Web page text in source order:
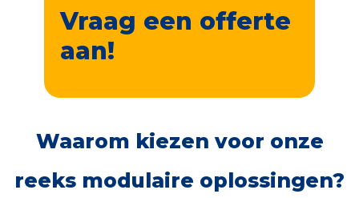
Vraag een offerte
aan!
Waarom kiezen voor onze
reeks modulaire oplossingen?